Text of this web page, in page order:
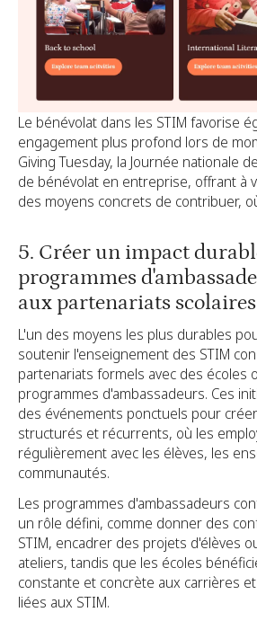
Le bénévolat dans les STIM favorise
engagement plus profond lors de
Giving Tuesday, la Journée nationale
de bénévolat en entreprise, offrant à
des moyens concrets de contribuer,
5. Créer un impact
programmes
aux partenariats scolaires
L'un des moyens les plus durables
soutenir l'enseignement des STIM
partenariats formels avec des écoles
programmes d'ambassadeurs. Ces
des événements ponctuels pour
structurés et récurrents, où les
régulièrement avec les élèves, les
communautés.
Les programmes d'ambassadeurs
un rôle défini, comme donner des
STIM, encadrer des projets d'élèves
ateliers, tandis que les écoles
constante et concrète aux carrières
liées aux STIM.